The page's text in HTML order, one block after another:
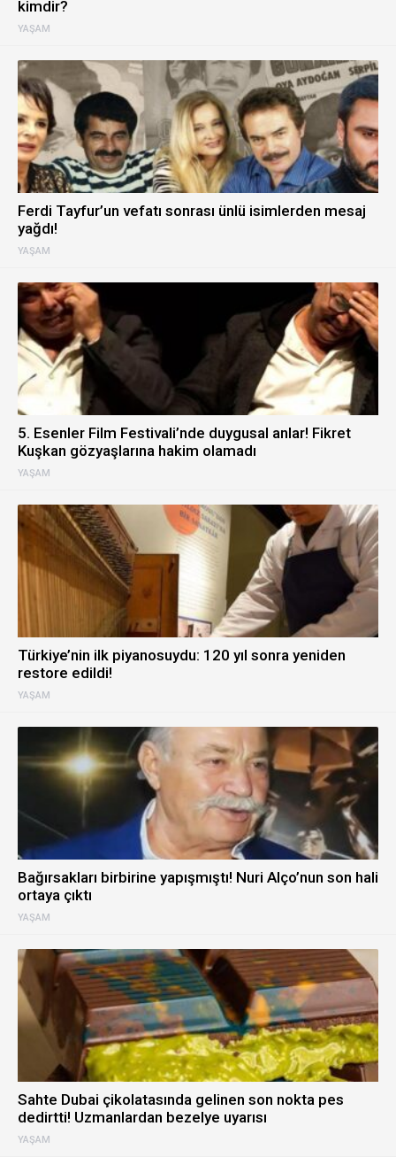
YAŞAM
kimdir?
YAŞAM
Ferdi Tayfur’un vefatı sonrası ünlü isimlerden mesaj
yağdı!
YAŞAM
5. Esenler Film Festivali’nde duygusal anlar! Fikret
Kuşkan gözyaşlarına hakim olamadı
YAŞAM
Türkiye’nin ilk piyanosuydu: 120 yıl sonra yeniden
restore edildi!
YAŞAM
Bağırsakları birbirine yapışmıştı! Nuri Alço’nun son hali
ortaya çıktı
YAŞAM
Sahte Dubai çikolatasında gelinen son nokta pes
dedirtti! Uzmanlardan bezelye uyarısı